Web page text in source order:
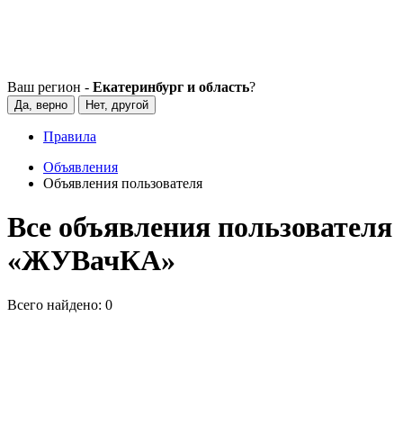
Ваш регион - Екатеринбург и область?
Да, верно Нет, другой
Правила
Объявления
Объявления пользователя
Все объявления пользователя
«ЖУВачКА»
Всего найдено: 0